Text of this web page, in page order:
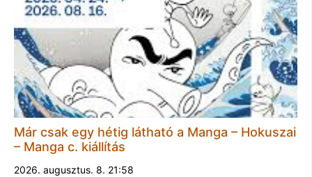
Már csak egy hétig látható a Manga – Hokuszai
– Manga c. kiállítás
2026. augusztus. 8. 21:58